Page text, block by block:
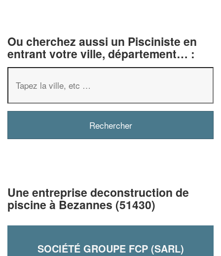
Ou cherchez aussi un Pisciniste en
entrant votre ville, département… :
Une entreprise deconstruction de
piscine à Bezannes (51430)
SOCIÉTÉ GROUPE FCP (SARL)